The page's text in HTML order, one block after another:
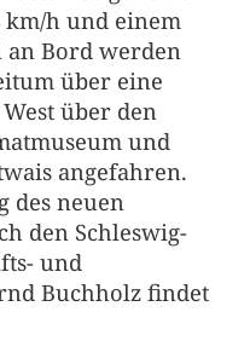
h und einem
Bord werden
über eine
über den
und
angefahren.
des neuen
den Schleswig-
und
Buchholz findet